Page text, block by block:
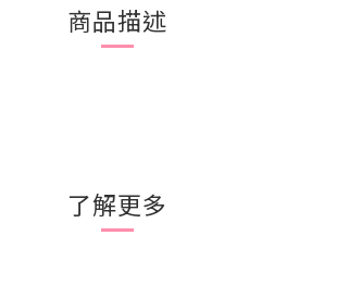
商品描述
了解更多